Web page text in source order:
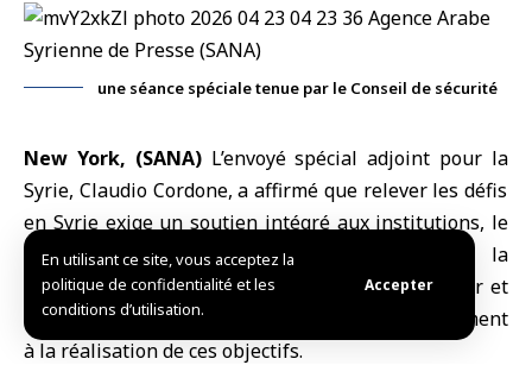
En utilisant ce site, vous acceptez la
politique de confidentialité et les
conditions d’utilisation.
Accepter
une séance spéciale tenue par le Conseil de sécurité
New York, (SANA)L’envoyé spécial adjoint pour la
Syrie, Claudio Cordone, a affirmé que relever les défis
en Syrie exige un soutien intégré aux institutions, le
renforcement de la cohésion sociale et la
réintégration du pays dans les systèmes financier et
économique, soulignant que l’ONU œuvre activement
à la réalisation de ces objectifs.